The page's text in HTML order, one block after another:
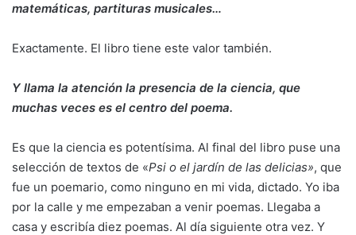
matemáticas, partituras musicales…
Exactamente. El libro tiene este valor también.
Y llama la atención la presencia de la ciencia, que
muchas veces es el centro del poema.
Es que la ciencia es potentísima. Al final del libro puse una
selección de textos de «Psi o el jardín de las delicias», que
fue un poemario, como ninguno en mi vida, dictado. Yo iba
por la calle y me empezaban a venir poemas. Llegaba a
casa y escribía diez poemas. Al día siguiente otra vez. Y